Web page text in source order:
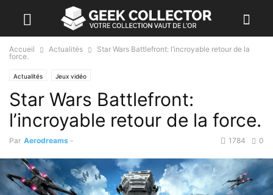
Accueil Actualités
Star Wars Battlefront: l’incroyable retour de la
force.
Actualités Jeux vidéo
Star Wars Battlefront:
l’incroyable retour de la force.
Par Aerodreams - 0
1784